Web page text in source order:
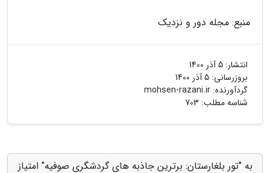
منبع: مجله دور و نزدیک
انتشار: 5 آذر 1400
بروزرسانی: 5 آذر 1400
گردآورنده: mohsen-razani.ir
شناسه مطلب: 703
به "تور بلغارستان: برترین جاذبه های گردشگری صوفیه" امتیاز